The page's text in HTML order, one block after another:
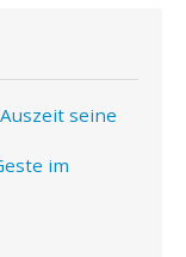
seine
im